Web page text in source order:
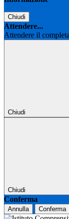
Chiudi
Attendere...
Attendere il
Chiudi
Chiudi
Conferma
Annulla Conferma